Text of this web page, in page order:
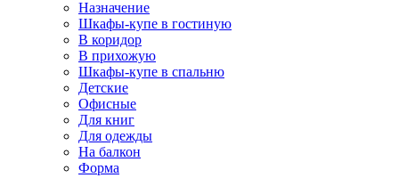
Назначение
Шкафы-купе в гостиную
В коридор
В прихожую
Шкафы-купе в спальню
Детские
Офисные
Для книг
Для одежды
На балкон
Форма